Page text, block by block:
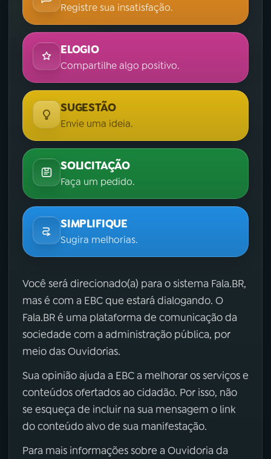
Registre sua insatisfação.
ELOGIO
Compartilhe algo positivo.
SUGESTÃO
Envie uma ideia.
SOLICITAÇÃO
Faça um pedido.
SIMPLIFIQUE
Sugira melhorias.
Você será direcionado(a) para o sistema Fala.BR,
mas é com a EBC que estará dialogando. O
Fala.BR é uma plataforma de comunicação da
sociedade com a administração pública, por
meio das Ouvidorias.
Sua opinião ajuda a EBC a melhorar os serviços e
conteúdos ofertados ao cidadão. Por isso, não
se esqueça de incluir na sua mensagem o link
do conteúdo alvo de sua manifestação.
Para mais informações sobre a Ouvidoria da